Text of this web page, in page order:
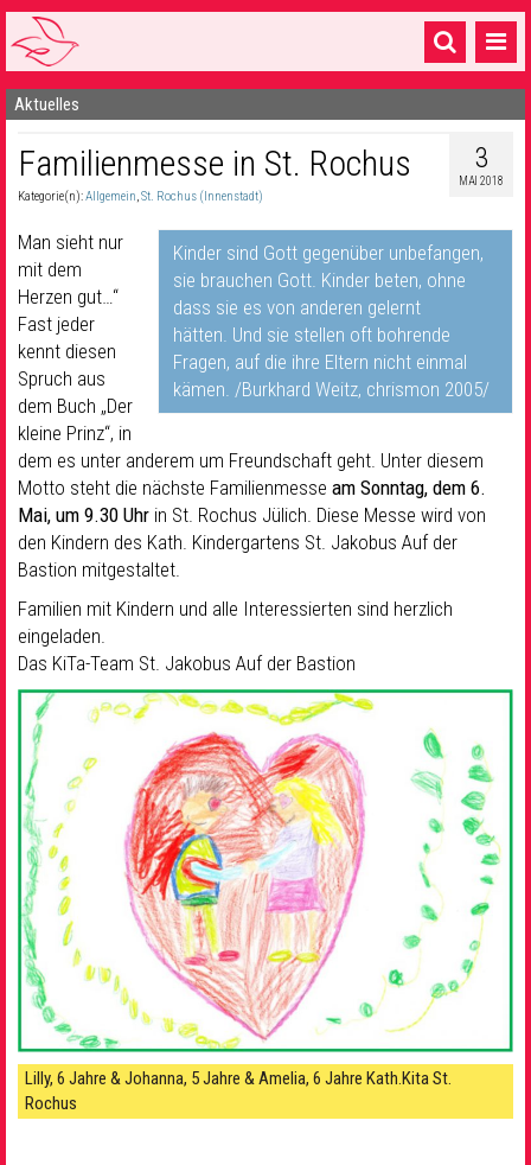
Startseite
1 Pfarrei
16 Gemeinden & mehr
Gottesdienste & Sinnsuche
Sakramente & Feste
Gemeinschaft & Soziales
Musik& Kultur
Seelsorge & Kontakt
Aktuelles
3
MAI 2018
Familienmesse in St. Rochus
Kategorie(n):Allgemein,St. Rochus (Innenstadt)
Kinder sind Gott gegenüber unbefangen,
sie brauchen Gott. Kinder beten, ohne
dass sie es von anderen gelernt
hätten. Und sie stellen oft bohrende
Fragen, auf die ihre Eltern nicht einmal
kämen. /Burkhard Weitz, chrismon 2005/
Man sieht nur
mit dem
Herzen gut…“
Fast jeder
kennt diesen
Spruch aus
dem Buch „Der
kleine Prinz“, in
dem es unter anderem um Freundschaft geht. Unter diesem
Motto steht die nächste Familienmesse am Sonntag, dem 6.
Mai, um 9.30 Uhr in St. Rochus Jülich. Diese Messe wird von
den Kindern des Kath. Kindergartens St. Jakobus Auf der
Bastion mitgestaltet.
Familien mit Kindern und alle Interessierten sind herzlich
eingeladen.
Das KiTa-Team St. Jakobus Auf der Bastion
Lilly, 6 Jahre & Johanna, 5 Jahre & Amelia, 6 Jahre Kath.Kita St.
Rochus